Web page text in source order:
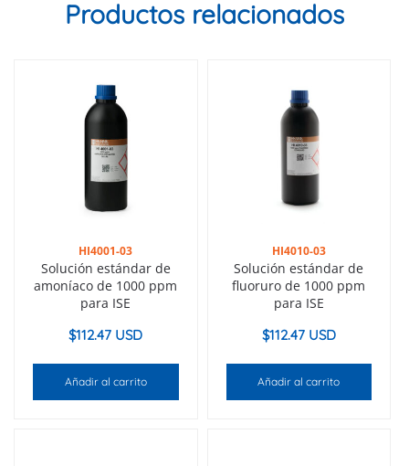
Productos relacionados
HI4001-03
Solución estándar de
amoníaco de 1000 ppm
para ISE
$112.47 USD
Añadir al carrito
HI4010-03
Solución estándar de
fluoruro de 1000 ppm
para ISE
$112.47 USD
Añadir al carrito